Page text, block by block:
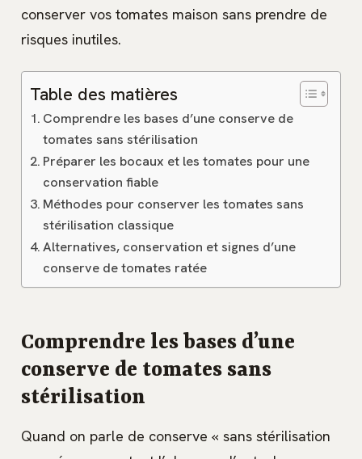
conserver vos tomates maison sans prendre de
risques inutiles.
Table des matières
Comprendre les bases d’une conserve de
tomates sans stérilisation
Préparer les bocaux et les tomates pour une
conservation fiable
Méthodes pour conserver les tomates sans
stérilisation classique
Alternatives, conservation et signes d’une
conserve de tomates ratée
Comprendre les bases d’une
conserve de tomates sans
stérilisation
Quand on parle de conserve « sans stérilisation